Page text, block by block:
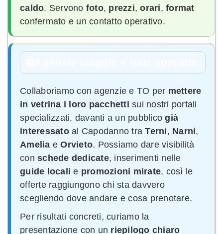
caldo. Servono foto, prezzi,orari, format
confermato e un contatto operativo.
Collaboriamo con agenzie e TO per mettere
in vetrina i loro pacchetti sui nostri portali
specializzati, davanti a un pubblicogià
interessatoal Capodanno traTerni, Narni,
Amelia eOrvieto. Possiamo dare visibilità
con schede dedicate, inserimenti nelle
guide locali e promozioni mirate, così le
offerte raggiungono chi sta davvero
scegliendo dove andare e cosa prenotare.
Per risultati concreti, curiamo la
presentazione con un riepilogo chiaro